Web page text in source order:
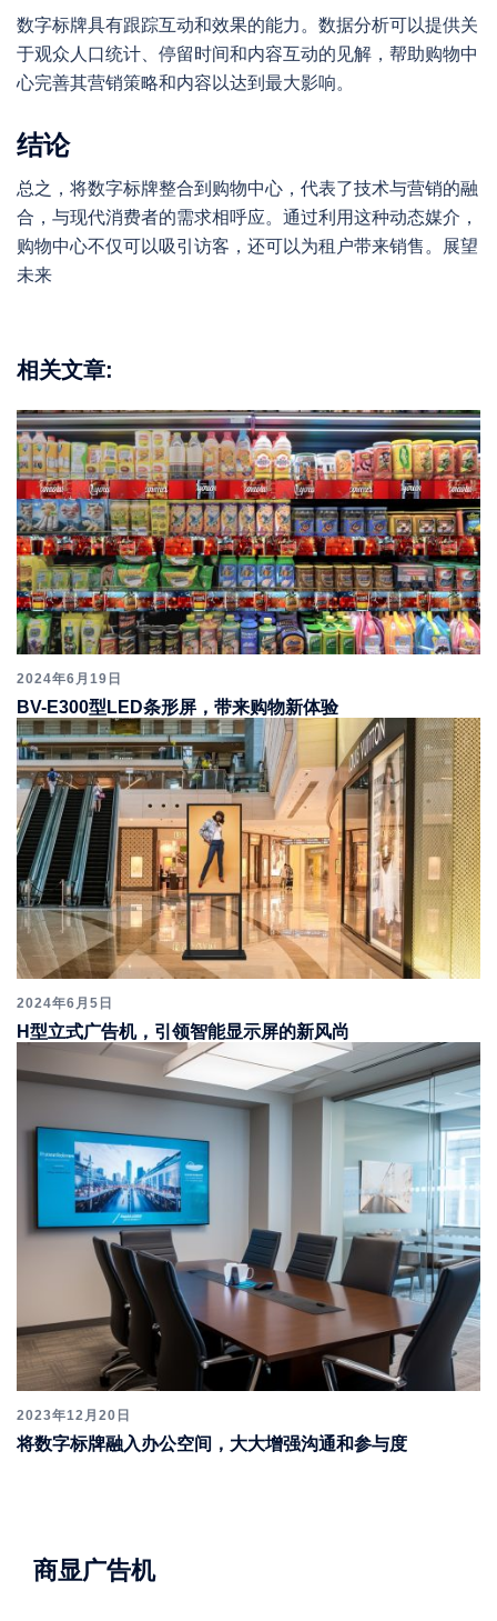
数字标牌具有跟踪互动和效果的能力。数据分析可以提供关
于观众人口统计、停留时间和内容互动的见解，帮助购物中
心完善其营销策略和内容以达到最大影响。
结论
总之，将数字标牌整合到购物中心，代表了技术与营销的融
合，与现代消费者的需求相呼应。通过利用这种动态媒介，
购物中心不仅可以吸引访客，还可以为租户带来销售。展望
未来
相关文章:
2024年6月19日
BV-E300型LED条形屏，带来购物新体验
2024年6月5日
H型立式广告机，引领智能显示屏的新风尚
2023年12月20日
将数字标牌融入办公空间，大大增强沟通和参与度
商显广告机